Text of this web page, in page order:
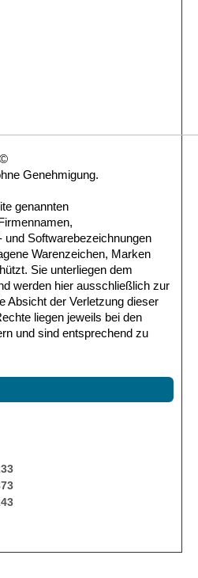
Genehmigung.
genannten
und Softwarebezeichnungen
Warenzeichen, Marken
Sie unterliegen dem
werden hier ausschließlich zur
Absicht der Verletzung dieser
liegen jeweils bei den
und sind entsprechend zu